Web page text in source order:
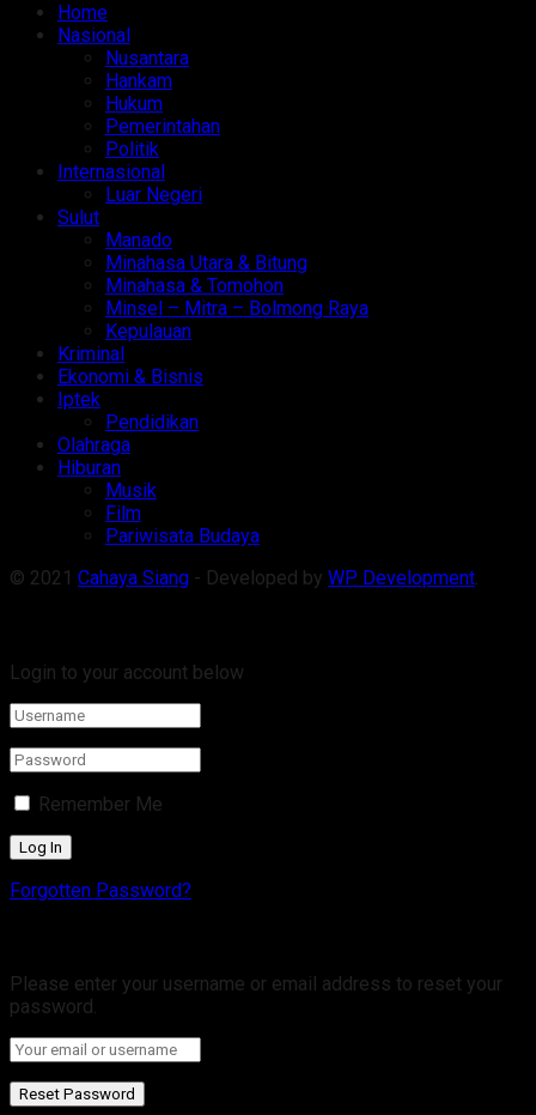
Home
Nasional
Nusantara
Hankam
Hukum
Pemerintahan
Politik
Internasional
Luar Negeri
Sulut
Manado
Minahasa Utara & Bitung
Minahasa & Tomohon
Minsel – Mitra – Bolmong Raya
Kepulauan
Kriminal
Ekonomi & Bisnis
Iptek
Pendidikan
Olahraga
Hiburan
Musik
Film
Pariwisata Budaya
© 2021 Cahaya Siang - Developed by WP Development.
Login to your account below
Remember Me
Forgotten Password?
Please enter your username or email address to reset your
password.